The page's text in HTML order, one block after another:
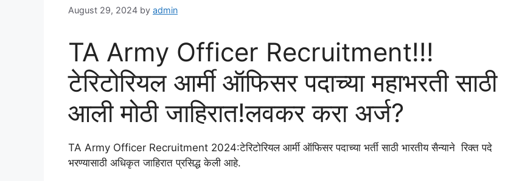
August 29, 2024 by admin
TA Army Officer Recruitment!!!
टेरिटोरियल आर्मी ऑफिसर पदाच्या महाभरती साठी
आली मोठी जाहिरात!लवकर करा अर्ज?
TA Army Officer Recruitment 2024:टेरिटोरियल आर्मी ऑफिसर पदाच्या भर्ती साठी भारतीय सैन्याने रिक्त पदे
भरण्यासाठी अधिकृत जाहिरात प्रसिद्ध केली आहे.